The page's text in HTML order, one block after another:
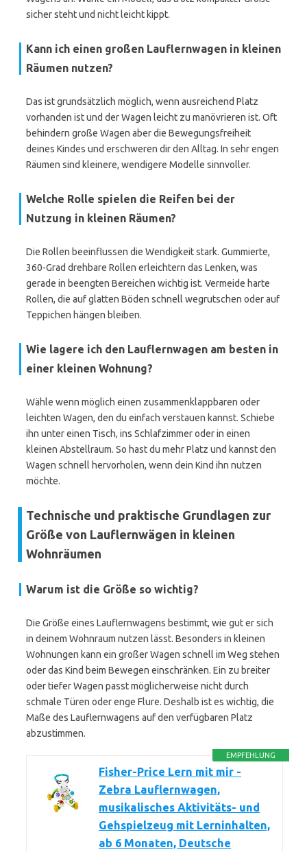
sicher steht und nicht leicht kippt.
Kann ich einen großen Lauflernwagen in kleinen
Räumen nutzen?
Das ist grundsätzlich möglich, wenn ausreichend Platz
vorhanden ist und der Wagen leicht zu manövrieren ist. Oft
behindern große Wagen aber die Bewegungsfreiheit
deines Kindes und erschweren dir den Alltag. In sehr engen
Räumen sind kleinere, wendigere Modelle sinnvoller.
Welche Rolle spielen die Reifen bei der
Nutzung in kleinen Räumen?
Die Rollen beeinflussen die Wendigkeit stark. Gummierte,
360-Grad drehbare Rollen erleichtern das Lenken, was
gerade in beengten Bereichen wichtig ist. Vermeide harte
Rollen, die auf glatten Böden schnell wegrutschen oder auf
Teppichen hängen bleiben.
Wie lagere ich den Lauflernwagen am besten in
einer kleinen Wohnung?
Wähle wenn möglich einen zusammenklappbaren oder
leichten Wagen, den du einfach verstauen kannst. Schiebe
ihn unter einen Tisch, ins Schlafzimmer oder in einen
kleinen Abstellraum. So hast du mehr Platz und kannst den
Wagen schnell hervorholen, wenn dein Kind ihn nutzen
möchte.
Technische und praktische Grundlagen zur
Größe von Lauflernwägen in kleinen
Wohnräumen
Warum ist die Größe so wichtig?
Die Größe eines Lauflernwagens bestimmt, wie gut er sich
in deinem Wohnraum nutzen lässt. Besonders in kleinen
Wohnungen kann ein großer Wagen schnell im Weg stehen
oder das Kind beim Bewegen einschränken. Ein zu breiter
oder tiefer Wagen passt möglicherweise nicht durch
schmale Türen oder enge Flure. Deshalb ist es wichtig, die
Maße des Lauflernwagens auf den verfügbaren Platz
abzustimmen.
EMPFEHLUNG
Fisher-Price Lern mit mir -
Zebra Lauflernwagen,
musikalisches Aktivitäts- und
Gehspielzeug mit Lerninhalten,
ab 6 Monaten, Deutsche